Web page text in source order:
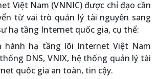
Việt Nam (VNNIC) được chỉ đạo cần
từ vai trò quản lý tài nguyên sang
hạ tầng Internet quốc gia, cụ thể:
hành hạ tầng lõi Internet Việt Nam
DNS, VNIX, hệ thống quản lý tài
quốc gia an toàn, tin cậy.